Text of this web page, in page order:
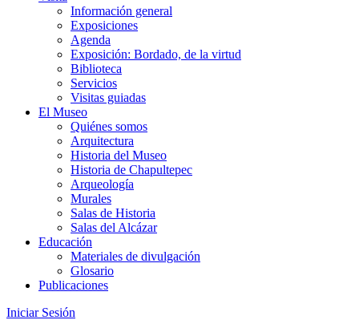
Información general
Exposiciones
Agenda
Exposición: Bordado, de la virtud
Biblioteca
Servicios
Visitas guiadas
El Museo
Quiénes somos
Arquitectura
Historia del Museo
Historia de Chapultepec
Arqueología
Murales
Salas de Historia
Salas del Alcázar
Educación
Materiales de divulgación
Glosario
Publicaciones
Iniciar Sesión